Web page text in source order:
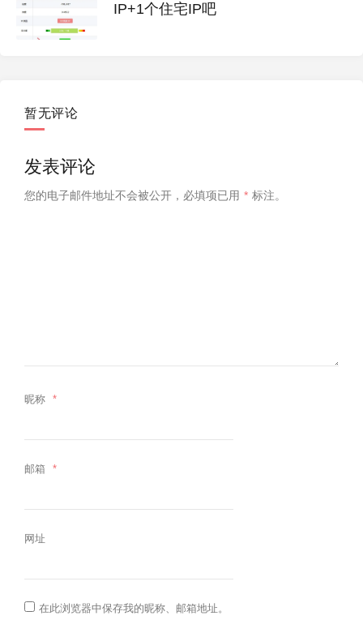
IP+1个住宅IP吧
暂无评论
发表评论
您的电子邮件地址不会被公开， 必填项已用 * 标注。
昵称 *
邮箱 *
网址
在此浏览器中保存我的昵称、邮箱地址。